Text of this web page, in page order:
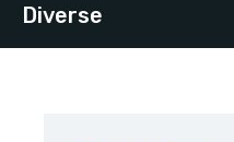
Diverse